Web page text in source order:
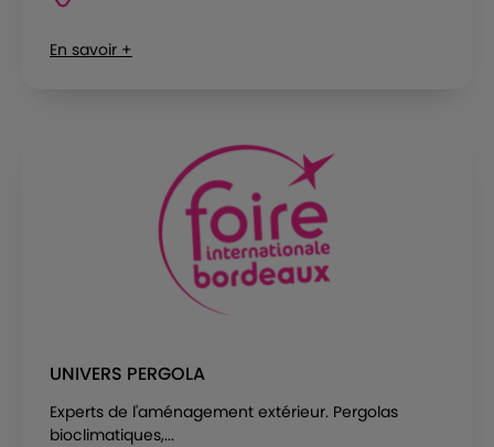
En savoir +
UNIVERS PERGOLA
Experts de l'aménagement extérieur. Pergolas
bioclimatiques,...